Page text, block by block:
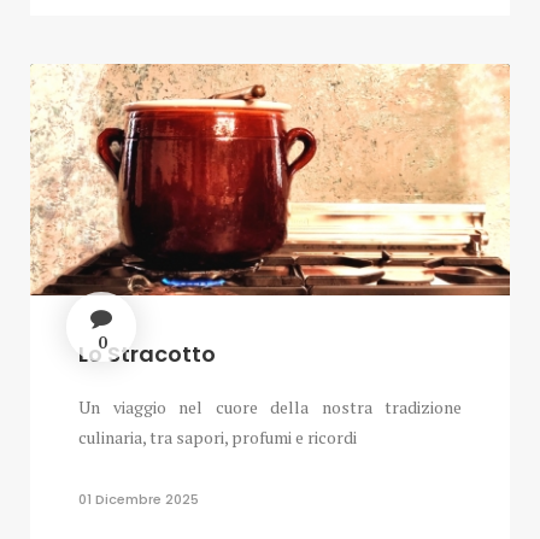
0
Lo Stracotto
Un viaggio nel cuore della nostra tradizione
culinaria, tra sapori, profumi e ricordi
01 Dicembre 2025